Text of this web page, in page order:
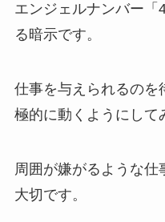
エンジェルナンバー「
る暗示です。
仕事を与えられるのを
極的に動くようにして
周囲が嫌がるような
大切です。